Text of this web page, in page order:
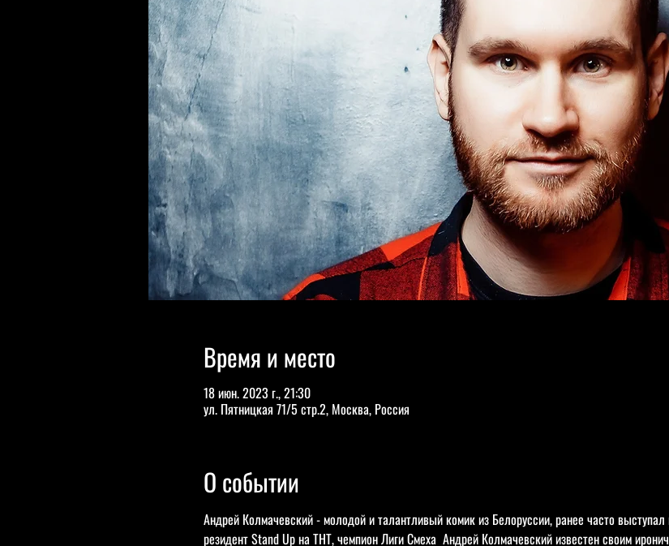
Время и место
18 июн. 2023 г., 21:30
ул. Пятницкая 71/5 стр.2, Москва, Россия
О событии
Андрей Колмачевский - молодой и талантливый комик из Белоруссии, ранее часто
резидент Stand Up на ТНТ, чемпион Лиги Смеха  Андрей Колмачевский известен своим